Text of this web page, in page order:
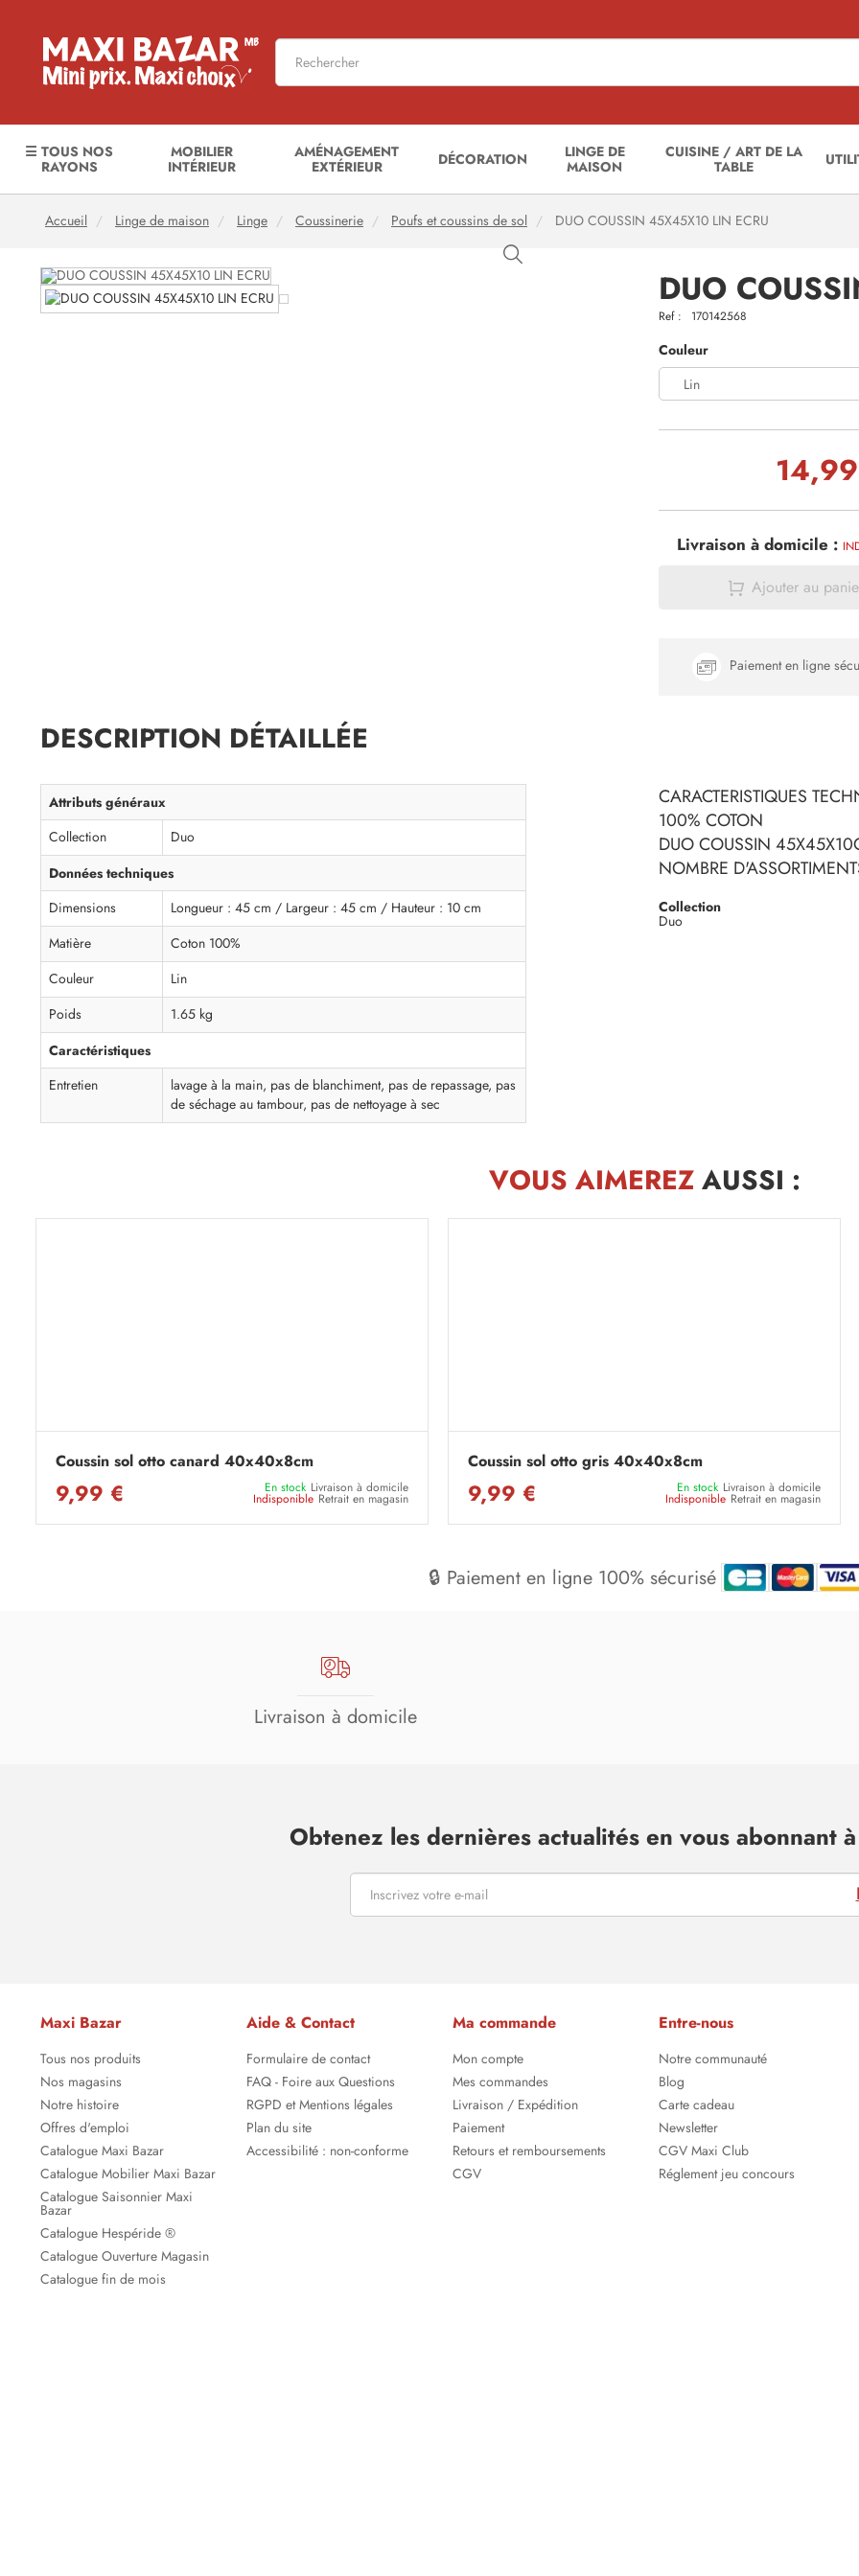
☰ TOUS NOS
RAYONS
MOBILIER
INTÉRIEUR
AMÉNAGEMENT
EXTÉRIEUR
DÉCORATION
LINGE DE
MAISON
CUISINE / ART DE LA
TABLE
Accueil Linge de maison Linge Coussinerie Poufs et coussins de sol DUO COUSSIN 45X45X10 LIN ECRU
DUO
Ref : 170142568
Couleur
Lin
Livraison à domicile :
Ajouter au
Paiement en ligne
DESCRIPTION DÉTAILLÉE
Attributs généraux
Collection Duo
Données techniques
Dimensions
Longueur : 45 cm / Largeur : 45 cm / Hauteur : 10 cm
Matière
Coton 100%
Couleur
Lin
Poids
1.65 kg
Caractéristiques
Entretien
lavage à la main, pas de blanchiment, pas de repassage, pas
de séchage au tambour, pas de nettoyage à sec
CARACTERISTIQUES
100% COTON
DUO COUSSIN
NOMBRE
Collection
Duo
VOUS AIMEREZAUSSI :
Coussin sol otto canard 40x40x8cm
9,99 € En stock Livraison à domicile
Indisponible Retrait en magasin
Coussin sol otto gris 40x40x8cm
9,99 € En stock Livraison à domicile
Indisponible Retrait en magasin
🔒 Paiement en ligne 100% sécurisé
Livraison à domicile
Obtenez les dernières actualités en vous abonnant
Maxi Bazar
Tous nos produits
Nos magasins
Notre histoire
Offres d'emploi
Catalogue Maxi Bazar
Catalogue Mobilier Maxi Bazar
Catalogue Saisonnier Maxi
Bazar
Catalogue Hespéride ®
Catalogue Ouverture Magasin
Catalogue fin de mois
Aide & Contact
Formulaire de contact
FAQ - Foire aux Questions
RGPD et Mentions légales
Plan du site
Accessibilité : non-conforme
Ma commande
Mon compte
Mes commandes
Livraison / Expédition
Paiement
Retours et remboursements
CGV
Entre-nous
Notre communauté
Blog
Carte cadeau
Newsletter
CGV Maxi Club
Réglement jeu concours